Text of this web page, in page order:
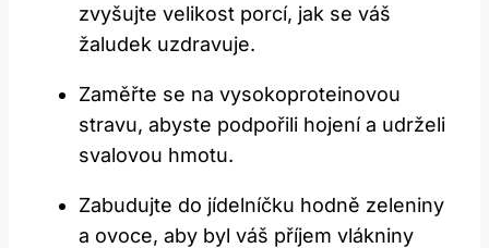
zvyšujte velikost​ porcí, jak se váš
žaludek uzdravuje.
Zaměřte se na ‌vysokoproteinovou
stravu, abyste podpořili hojení a​ udrželi
svalovou hmotu.
Zabudujte ⁣do jídelníčku hodně zeleniny
⁣a ovoce, aby byl váš příjem vlákniny